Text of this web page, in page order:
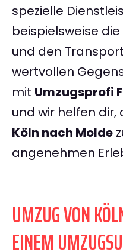
spezielle
beispielsweise
und den
wertvollen
mit Umzugsprofi
und wir helfen dir,
Köln nach Molde
angenehmen
UMZUG VON
EINEM